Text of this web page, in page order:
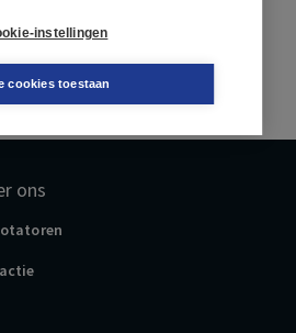
instellingen
cookies toestaan
ons